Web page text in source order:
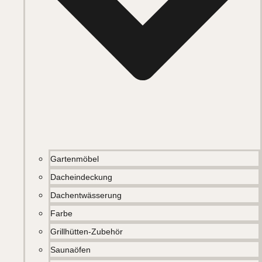
Gartenmöbel
Dacheindeckung
Dachentwässerung
Farbe
Grillhütten-Zubehör
Saunaöfen